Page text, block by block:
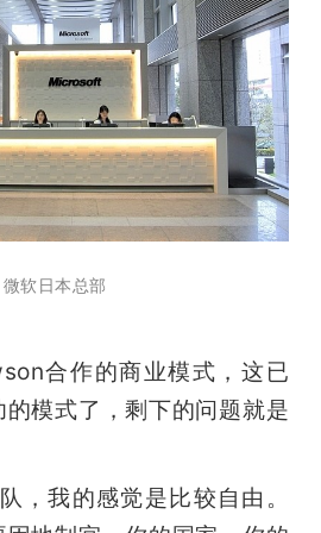
微软日本总部
合作的商业模式，这已
模式了，剩下的问题就是
，我的感觉是比较自由。